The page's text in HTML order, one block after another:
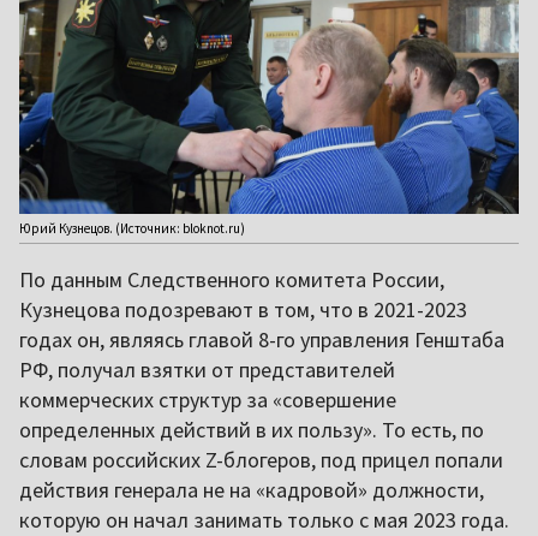
Юрий Кузнецов. (Источник: bloknot.ru)
По данным Следственного комитета России,
Кузнецова подозревают в том, что в 2021-2023
годах он, являясь главой 8-го управления Генштаба
РФ, получал взятки от представителей
коммерческих структур за «совершение
определенных действий в их пользу». То есть, по
словам российских Z-блогеров, под прицел попали
действия генерала не на «кадровой» должности,
которую он начал занимать только с мая 2023 года.